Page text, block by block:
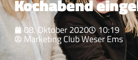
Kochabend
08. Oktober 2020 10:19
Marketing Club Weser Ems